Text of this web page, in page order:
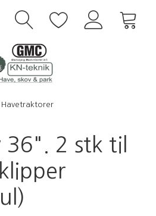
Havetraktorer
36". 2 stk til